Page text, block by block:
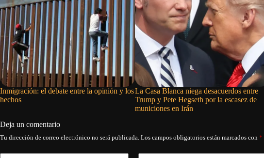
Inmigración: el debate entre la opinión y los
hechos
La Casa Blanca niega desacuerdos entre
Trump y Pete Hegseth por la escasez de
municiones en Irán
Deja un comentario
Tu dirección de correo electrónico no será publicada. Los campos obligatorios están marcados con *